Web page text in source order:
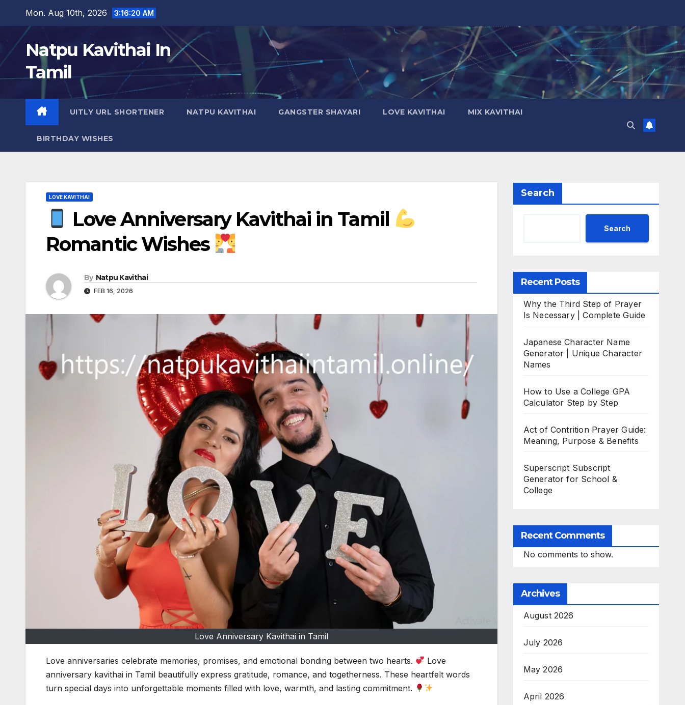
content
Mon. Aug 10th, 2026 3:16:21 AM
Natpu Kavithai In
Tamil
UITLY URL SHORTENER NATPU KAVITHAI GANGSTER SHAYARI LOVE KAVITHAI MIX KAVITHAI
BIRTHDAY WISHES
LOVE KAVITHAI
Love Anniversary Kavithai in Tamil
Romantic Wishes
By Natpu Kavithai
FEB 16, 2026
Love Anniversary Kavithai in Tamil
Love anniversaries celebrate memories, promises, and emotional bonding between two hearts.
Love
anniversary kavithai in Tamil beautifully express gratitude, romance, and togetherness. These heartfelt words
turn special days into unforgettable moments filled with love, warmth, and lasting commitment.
Search
Search
Recent Posts
Why the Third Step of Prayer
Is Necessary | Complete Guide
Japanese Character Name
Generator | Unique Character
Names
How to Use a College GPA
Calculator Step by Step
Act of Contrition Prayer Guide:
Meaning, Purpose & Benefits
Superscript Subscript
Generator for School &
College
Recent Comments
No comments to show.
Archives
August 2026
July 2026
May 2026
April 2026